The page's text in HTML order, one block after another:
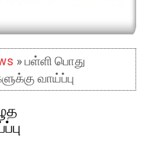
» பள்ளி பொது
வாய்ப்பு